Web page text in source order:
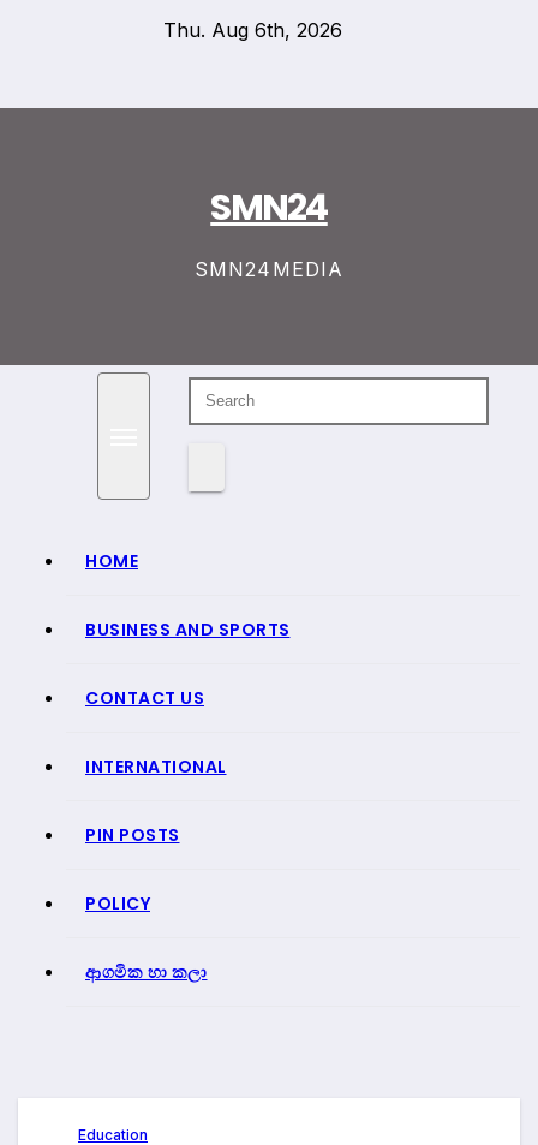
Thu. Aug 6th, 2026
SMN24
SMN24MEDIA
HOME
BUSINESS AND SPORTS
CONTACT US
INTERNATIONAL
PIN POSTS
POLICY
ආගමික හා කලා
Education